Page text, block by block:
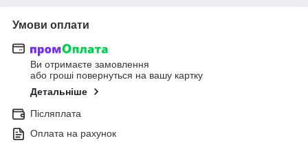
Умови оплати
Ви отримаєте замовлення
або гроші повернуться на вашу картку
Детальніше
Післяплата
Оплата на рахунок